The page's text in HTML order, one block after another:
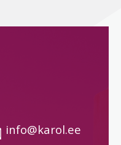
info@karol.ee